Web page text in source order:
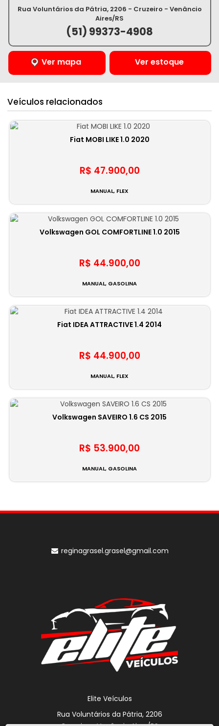
Rua Voluntários da Pátria, 2206 - Cruzeiro - Venâncio
Aires/RS
(51) 99373-4908
Ver estoque
Ver mapa
Veículos relacionados
Fiat MOBI LIKE 1.0 2020
R$ 47.900,00
MANUAL, FLEX
Volkswagen GOL COMFORTLINE 1.0 2015
R$ 44.900,00
MANUAL, GASOLINA
Fiat IDEA ATTRACTIVE 1.4 2014
R$ 44.900,00
MANUAL, FLEX
Volkswagen SAVEIRO 1.6 CS 2015
R$ 53.900,00
MANUAL, GASOLINA
reginagrasel.grasel@gmail.com
Elite Veículos
Rua Voluntários da Pátria, 2206